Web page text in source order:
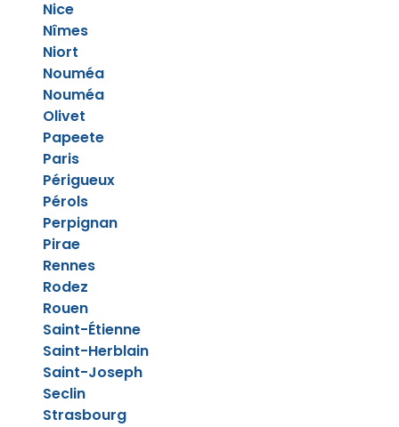
Nice
Nîmes
Niort
Nouméa
Nouméa
Olivet
Papeete
Paris
Périgueux
Pérols
Perpignan
Pirae
Rennes
Rodez
Rouen
Saint-Étienne
Saint-Herblain
Saint-Joseph
Seclin
Strasbourg